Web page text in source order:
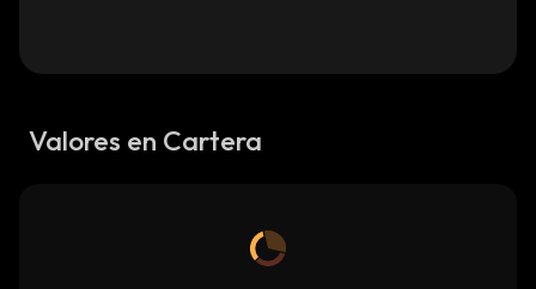
Valores en Cartera